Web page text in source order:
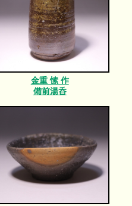
金重 愫 作
備前湯呑